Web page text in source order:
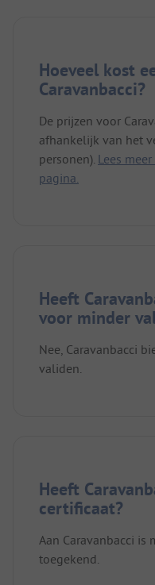
Hoeveel kost
Caravanbacci?
De prijzen voor
afhankelijk van het
personen). Lees
pagina.
Heeft
voor minder
Nee, Caravanbacci
validen.
Heeft
certificaat?
Aan Caravanbacci is
toegekend.